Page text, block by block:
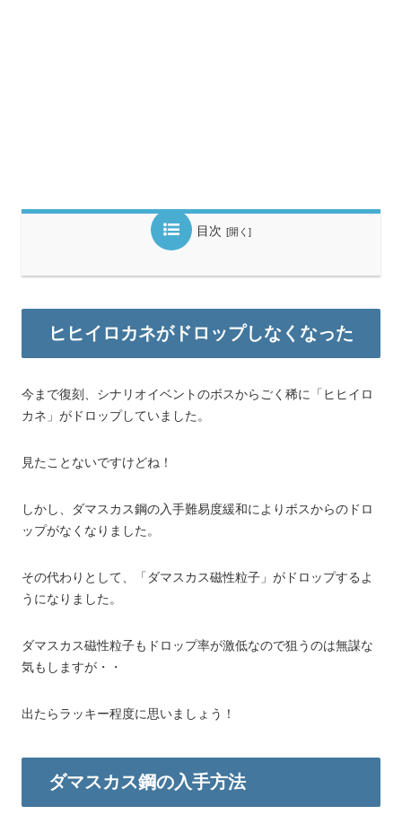
目次
ヒヒイロカネがドロップしなくなった
今まで復刻、シナリオイベントのボスからごく稀に「ヒヒイロ
カネ」がドロップしていました。
見たことないですけどね！
しかし、ダマスカス鋼の入手難易度緩和によりボスからのドロ
ップがなくなりました。
その代わりとして、「ダマスカス磁性粒子」がドロップするよ
うになりました。
ダマスカス磁性粒子もドロップ率が激低なので狙うのは無謀な
気もしますが・・
出たらラッキー程度に思いましょう！
ダマスカス鋼の入手方法